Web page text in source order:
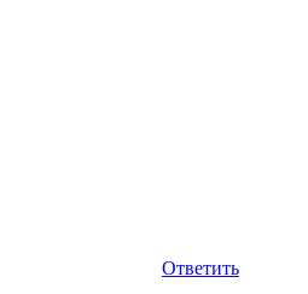
Ответить